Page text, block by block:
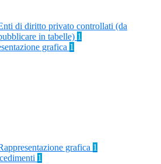
di diritto privato controllati (da
in tabelle) 1
grafica 1
grafica 1
1